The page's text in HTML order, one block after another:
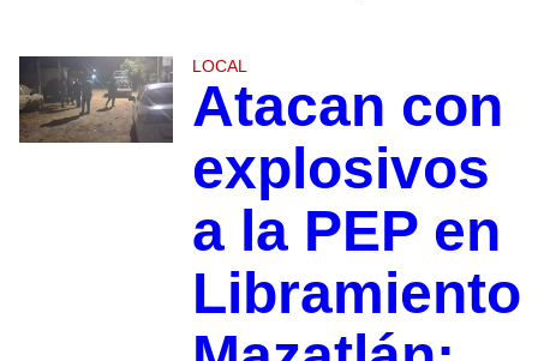
LOCAL
Atacan con
explosivos
a la PEP en
Libramiento